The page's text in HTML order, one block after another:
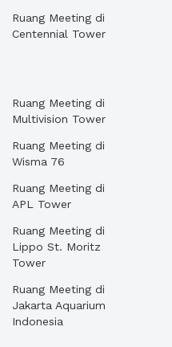
Ruang Meeting di
Centennial Tower
Ruang Meeting di
Multivision Tower
Ruang Meeting di
Wisma 76
Ruang Meeting di
APL Tower
Ruang Meeting di
Lippo St. Moritz
Tower
Ruang Meeting di
Jakarta Aquarium
Indonesia